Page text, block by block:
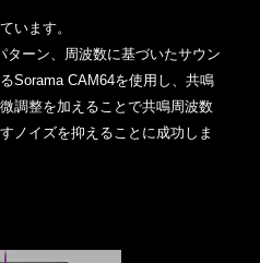
います。
ーン、周波数に基づいたサウン
Sorama CAM64を使用し、共鳴
調整を加えることで共鳴周波数
ノイズを抑えることに成功しま